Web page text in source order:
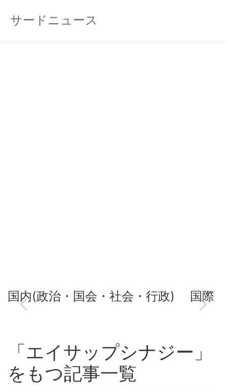
サードニュース
国内(政治・国会・社会・行政) 国際
「エイサップシナジー」
をもつ記事一覧